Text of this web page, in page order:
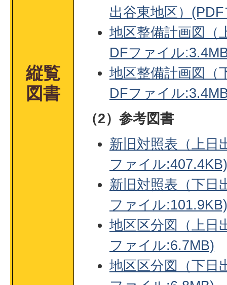
縦覧
図書
出谷東地区）
地区整備計画図（
DFファイル
地区整備計画図（
DFファイル
（2）参考図書
新旧対照表（上日
ファイル:407.4KB)
新旧対照表（下日
ファイル:101.9KB)
地区区分図（上日
ファイル:6.7MB)
地区区分図（下日